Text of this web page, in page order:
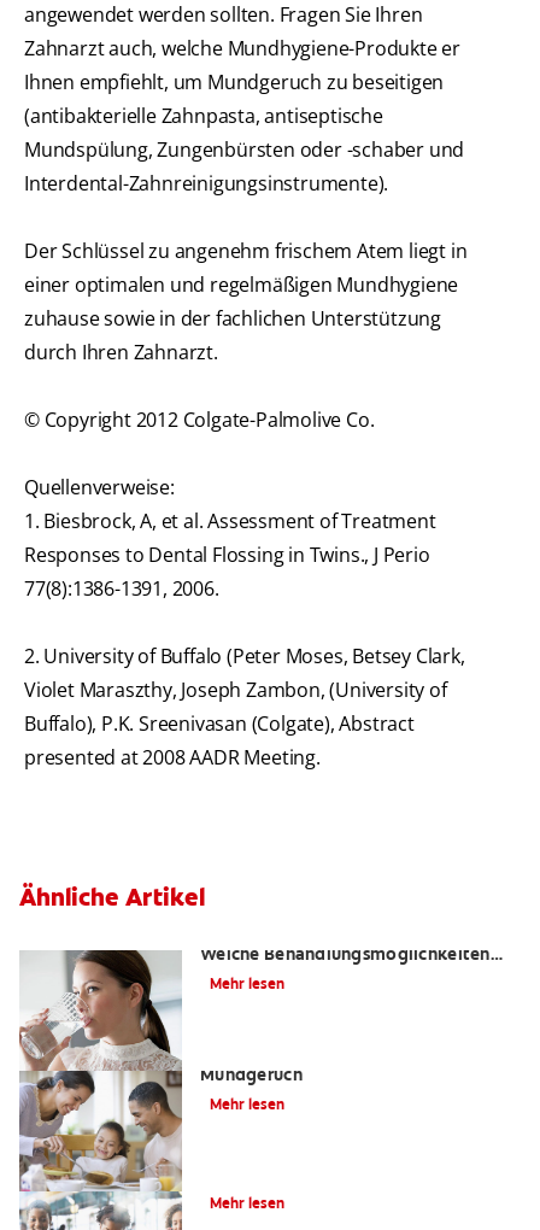
angewendet werden sollten. Fragen Sie Ihren
Zahnarzt auch, welche Mundhygiene-Produkte er
Ihnen empfiehlt, um Mundgeruch zu beseitigen
(antibakterielle Zahnpasta, antiseptische
Mundspülung, Zungenbürsten oder -schaber und
Interdental-Zahnreinigungsinstrumente).
Der Schlüssel zu angenehm frischem Atem liegt in
einer optimalen und regelmäßigen Mundhygiene
zuhause sowie in der fachlichen Unterstützung
durch Ihren Zahnarzt.
© Copyright 2012 Colgate-Palmolive Co.
Quellenverweise:
1. Biesbrock, A, et al. Assessment of Treatment
Responses to Dental Flossing in Twins., J Perio
77(8):1386-1391, 2006.
2. University of Buffalo (Peter Moses, Betsey Clark,
Violet Maraszthy, Joseph Zambon, (University of
Buffalo), P.K. Sreenivasan (Colgate), Abstract
presented at 2008 AADR Meeting.
Ähnliche Artikel
Welche Behandlungsmöglichkeiten
gibt es?
Mehr lesen
Mundgeruch
Mehr lesen
Mehr lesen